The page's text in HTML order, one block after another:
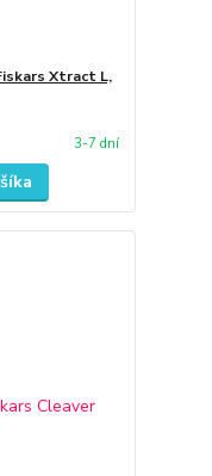
Xtract L,
3-7 dní